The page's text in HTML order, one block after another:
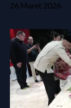
26 Maret 2026